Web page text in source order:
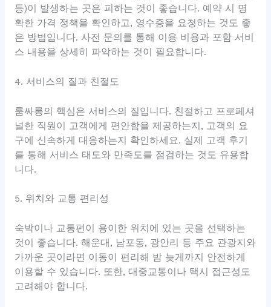
등)이 발생하는 곳은 피하는 것이 좋습니다. 예약 시 명
확한 가격 정책을 확인하고, 영수증을 요청하는 것도 좋
은 방법입니다. 사전 문의를 통해 이용 비용과 포함 서비
스 내용을 상세히 파악하는 것이 필요합니다.
4. 서비스의 질과 친절도
룸싸롱의 핵심은 서비스의 질입니다. 친절하고 프로페셔
널한 직원이 고객에게 편안함을 제공하는지, 고객의 요
구에 신속하게 대응하는지 확인하세요. 실제 고객 후기
를 통해 서비스 태도와 만족도를 점검하는 것도 유용합
니다.
5. 위치와 교통 편리성
숙박이나 교통편이 용이한 위치에 있는 곳을 선택하는
것이 좋습니다. 해운대, 남포동, 광안리 등 주요 관광지와
가까운 곳이라면 이동이 편리해 밤 늦게까지 안전하게
이용할 수 있습니다. 또한, 대중교통이나 택시 접근성도
고려해야 합니다.